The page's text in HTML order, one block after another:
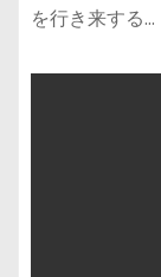
を行き来する…